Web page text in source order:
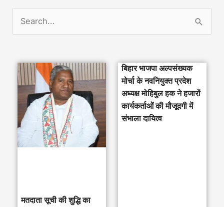
मतदाता सूची की शुद्धि का
बिहार भाजपा अल्पसंख्यक
मोर्चा के नवनियुक्त प्रदेश
अध्यक्ष मोहिबुल हक ने हजारों
कार्यकर्ताओं की मौजूदगी में
संभाला दायित्व